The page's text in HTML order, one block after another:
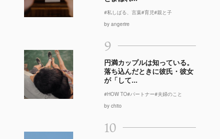
#私しばる、言葉#育児#親と子
by angerire
9
円満カップルは知っている。
落ち込んだときに彼氏・彼女
が「して...
#HOW TO#パートナー#夫婦のこと
by chito
10